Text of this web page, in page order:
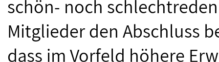
schön- noch
Mitglieder den Abschluss
dass im Vorfeld höhere